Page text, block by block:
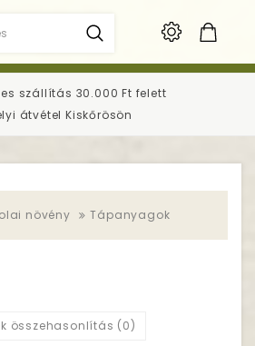
szállítás 30.000 Ft felett
átvétel Kiskőrösön
növény Tápanyagok
összehasonlítás (0)